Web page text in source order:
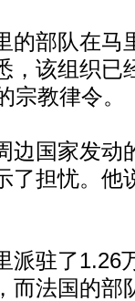
部队在马
，该组织已
宗教律令。
国家发动
了担忧。他
驻了1.26
而法国的部